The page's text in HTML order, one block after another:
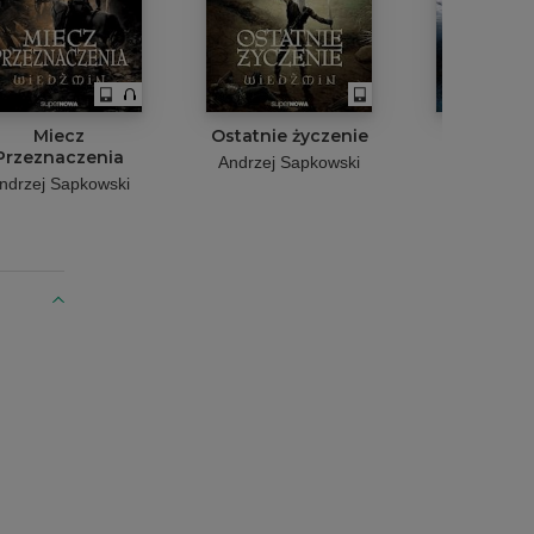
Miecz
Sapkowski
Ostatnie życzenie
Andrzej Sapkowski